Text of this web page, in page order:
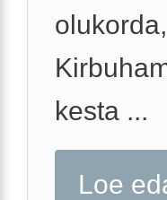
kesta ...
Loe